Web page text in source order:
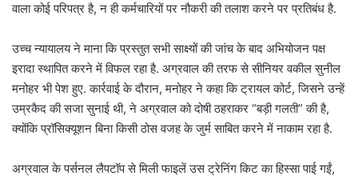
वाला कोई परिपत्र है, न ही कर्मचारियों पर नौकरी की तलाश करने पर प्रतिबंध है.
उच्च न्यायालय ने माना कि प्रस्तुत सभी साक्ष्यों की जांच के बाद अभियोजन पक्ष
इरादा स्थापित करने में विफल रहा है. अग्रवाल की तरफ से सीनियर वकील सुनील
मनोहर भी पेश हुए. कार्रवाई के दौरान, मनोहर ने कहा कि ट्रायल कोर्ट, जिसने उन्हें
उम्रकैद की सजा सुनाई थी, ने अग्रवाल को दोषी ठहराकर “बड़ी गलती” की है,
क्योंकि प्रॉसिक्यूशन बिना किसी ठोस वजह के जुर्म साबित करने में नाकाम रहा है.
अग्रवाल के पर्सनल लैपटॉप से ​​मिली फाइलें उस ट्रेनिंग किट का हिस्सा पाई गईं,